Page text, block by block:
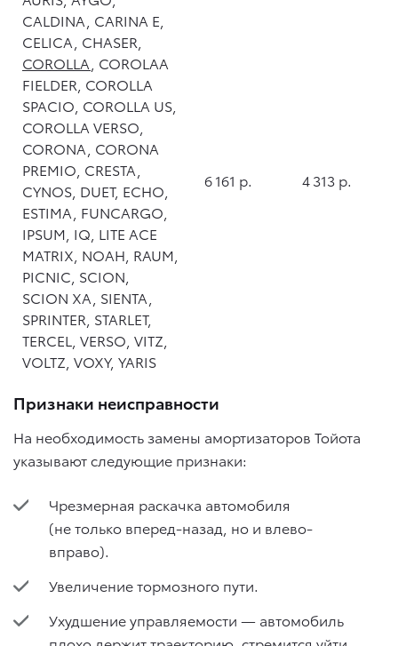
CALDINA, CARINA E,
CELICA, CHASER,
COROLLA , COROLAA
FIELDER, COROLLA
SPACIO, COROLLA US,
COROLLA VERSO,
CORONA, CORONA
PREMIO, CRESTA,
CYNOS, DUET, ECHO,
ESTIMA, FUNCARGO,
IPSUM, IQ, LITE ACE
MATRIX, NOAH, RAUM,
PICNIC, SCION,
SCION XA, SIENTA,
SPRINTER, STARLET,
TERCEL, VERSO, VITZ,
VOLTZ, VOXY, YARIS
6 161 р. 4 313 р.
Признаки неисправности
На необходимость замены амортизаторов Тойота
указывают следующие признаки:
Чрезмерная раскачка автомобиля
(не только вперед-назад, но и влево-
вправо).
Увеличение тормозного пути.
Ухудшение управляемости — автомобиль